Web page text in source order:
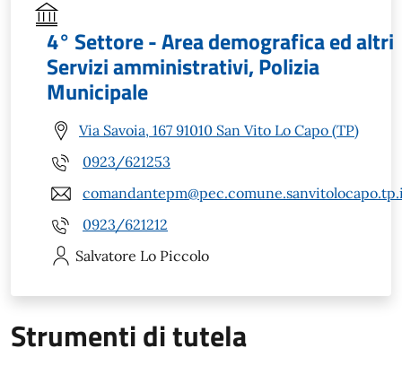
4° Settore - Area demografica ed altri
Servizi amministrativi, Polizia
Municipale
Via Savoia, 167 91010 San Vito Lo Capo (TP)
0923/621253
0923/621212
Salvatore Lo Piccolo
Strumenti di tutela